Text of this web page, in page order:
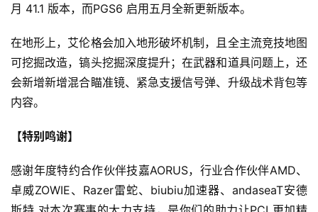
月 41.1 版本，而PGS6 启用五月全新更新版本。
在地形上，艾伦格会加入地形破坏机制，且全主流竞技地图
可挖掘改造，镐头挖掘深度提升；在武器和道具问题上，还
会新增新增混合瞄准镜、紧急支援信号弹、升级战术背包等
内容。
【特别鸣谢】
感谢年度特约合作伙伴技嘉AORUS，行业合作伙伴AMD、
卓威ZOWIE、Razer雷蛇、biubiu加速器、andaseaT安德